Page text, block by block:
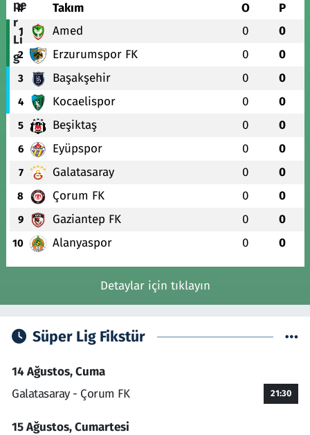
# Takım O P
1 Amed 0 0
2 Erzurumspor FK 0 0
3 Başakşehir 0 0
4 Kocaelispor 0 0
5 Beşiktaş 0 0
6 Eyüpspor 0 0
7 Galatasaray 0 0
8 Çorum FK 0 0
9 Gaziantep FK 0 0
10 Alanyaspor 0 0
Detaylar için tıklayın
Süper Lig Fikstür
14 Ağustos, Cuma
Galatasaray - Çorum FK
21:30
15 Ağustos, Cumartesi